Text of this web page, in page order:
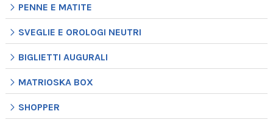
PENNE E MATITE
SVEGLIE E OROLOGI NEUTRI
BIGLIETTI AUGURALI
MATRIOSKA BOX
SHOPPER